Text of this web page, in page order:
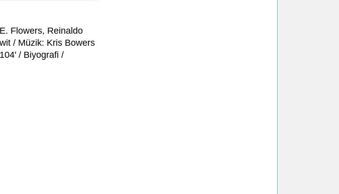
Flowers, Reinaldo
/ Müzik: Kris Bowers
/ Biyografi /